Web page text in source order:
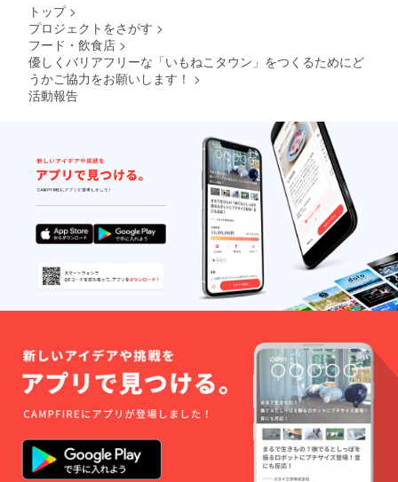
て作り
アルバ
ム。
10,000
字以上
のライ
ナー
ノート
には、
いの
ち、障
がい、
校、社
会、平
リー
ム・
フィー
ルド、
いもね
この想
いや願
いが詰
まって
いま
シェ12
ルナッ
ツパウ
ダーを
たっぷ
りと
使った
香ばし
い香り
のプ
レーン
と マス
コバド
糖を使
用し手
製法の
抹茶味
の組み
合わせ
をどう
ぞ！
フィナ
ンシェ
ではな
く、
パウ
使った
香ばし
い香り
のプ
レーン
と マス
コバド
糖を使
用し手
をかけ
た特殊
製法の
抹茶味
の組み
ぞ！ ど
こにで
もある
フィナ
ンシェ
ではな
く、
フィ
にゃん
グル
CD（1,
▽▽▽
▽▽▽
▽ ① い
もねこ
クッ
キー
CAMPF
IREセッ
ト 12個
入り豪
華版を
２セッ
ト (^^♪
生産が
かない
ことも
あるい
もねこ
クッ
キー
(^^♪ い
もねこ
パティ
トップ >
プロジェクトをさがす >
フード・飲食店 >
優しくバリアフリーな「いもねこタウン」をつくるためにど
うかご協力をお願いします！ >
活動報告